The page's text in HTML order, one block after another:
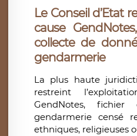
Le Conseil d’Etat
cause
collecte de
gendarmerie
La plus haute
restreint
GendNotes,
gendarmerie censé
ethniques, religieuses